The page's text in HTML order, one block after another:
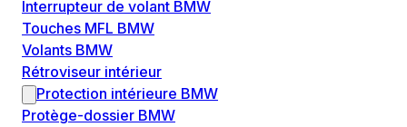
Interrupteur de volant BMW
Touches MFL BMW
Volants BMW
Rétroviseur intérieur
Protection intérieure BMW
Protège-dossier BMW